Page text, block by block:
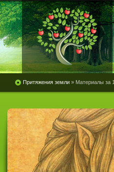
Притяжения земли » Материалы за